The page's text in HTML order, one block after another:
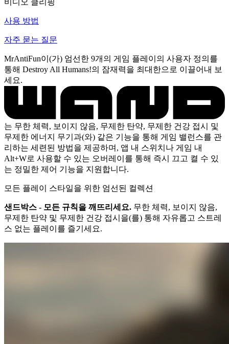
사용 방법
자주 묻는 질문
MrAntiFun이(가) 엄선한 9개의 게임 플레이의 사용자 정의를
통해 Destroy All Humans!의 잠재력을 최대한으로 이끌어내 보
세요.
는 무한 체력, 보이지 않음, 무제한 탄약, 무제한 건강 접시 및
무제한 에너지 무기과(와) 같은 기능을 통해 게임 밸런스를 관
리하는 세련된 방법을 제공하며, 앱 내 스위치나 게임 내
Alt+W로 사용할 수 있는 오버레이를 통해 즉시 끄고 켤 수 있
는 정밀한 제어 기능을 지원합니다.
모든 플레이 스타일을 위한 엄선된 컬렉션
샌드박스 - 모든 규칙을 깨뜨리세요. 무한 체력, 보이지 않음,
무제한 탄약 및 무제한 건강 접시을(를) 통해 자유롭고 스트레
스 없는 플레이를 즐기세요.